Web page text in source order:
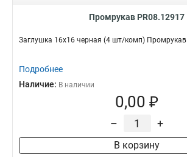
Промрукав PR08.12917
Заглушка 16х16 черная (4 шт/комп) Промрукав
Подробнее
Наличие: В наличии
0,00 ₽
– +
В корзину